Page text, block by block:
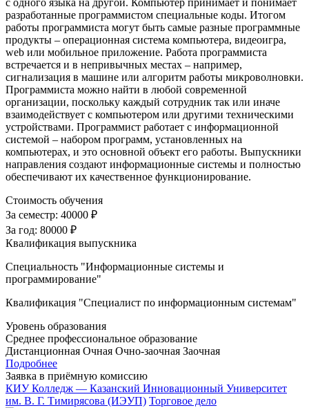
с одного языка на другой. Компьютер принимает и понимает
разработанные программистом специальные коды. Итогом
работы программиста могут быть самые разные программные
продукты – операционная система компьютера, видеоигра,
web или мобильное приложение. Работа программиста
встречается и в непривычных местах – например,
сигнализация в машине или алгоритм работы микроволновки.
Программиста можно найти в любой современной
организации, поскольку каждый сотрудник так или иначе
взаимодействует с компьютером или другими техническими
устройствами. Программист работает с информационной
системой – набором программ, установленных на
компьютерах, и это основной объект его работы. Выпускники
направления создают информационные системы и полностью
обеспечивают их качественное функционирование.
Стоимость обучения
За семестр: 40000 ₽
За год: 80000 ₽
Квалификация выпускника
Специальность "Информационные системы и
программирование"
Квалификация "Специалист по информационным системам"
Уровень образования
Среднее профессиональное образование
Дистанционная Очная Очно-заочная Заочная
Подробнее
Заявка в приёмную комиссию
КИУ Колледж — Казанский Инновационный Университет
им. В. Г. Тимирясова (ИЭУП) Торговое дело